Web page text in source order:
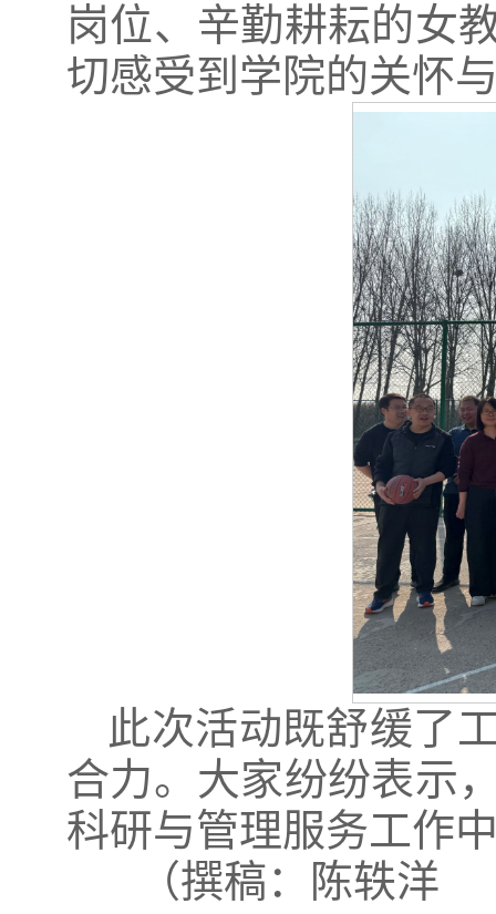
岗位、辛勤耕耘的女
切感受到学院的关怀
此次活动既舒缓了
合力。大家纷纷表示
科研与管理服务工作
（撰稿：陈轶